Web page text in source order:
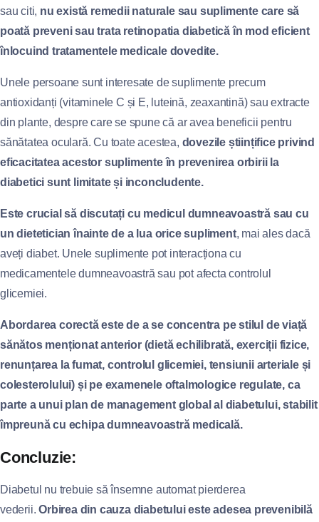
sau citi, nu există remedii naturale sau suplimente care să
poată preveni sau trata retinopatia diabetică în mod eficient
înlocuind tratamentele medicale dovedite.
Unele persoane sunt interesate de suplimente precum
antioxidanți (vitaminele C și E, luteină, zeaxantină) sau extracte
din plante, despre care se spune că ar avea beneficii pentru
sănătatea oculară. Cu toate acestea, dovezile științifice privind
eficacitatea acestor suplimente în prevenirea orbirii la
diabetici sunt limitate și inconcludente.
Este crucial să discutați cu medicul dumneavoastră sau cu
un dietetician înainte de a lua orice supliment, mai ales dacă
aveți diabet. Unele suplimente pot interacționa cu
medicamentele dumneavoastră sau pot afecta controlul
glicemiei.
Abordarea corectă este de a se concentra pe stilul de viață
sănătos menționat anterior (dietă echilibrată, exerciții fizice,
renunțarea la fumat, controlul glicemiei, tensiunii arteriale și
colesterolului) și pe examenele oftalmologice regulate, ca
parte a unui plan de management global al diabetului, stabilit
împreună cu echipa dumneavoastră medicală.
Concluzie:
Diabetul nu trebuie să însemne automat pierderea
vederii.Orbirea din cauza diabetului este adesea prevenibilă